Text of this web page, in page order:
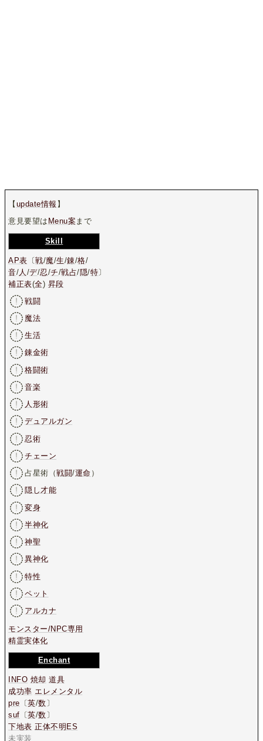
【 update情報 】
意見要望は Menu案 まで
Skill
AP表 〔戦/魔/生/錬/格/
音/ 人 /デ/忍/チ/戦占/隠/特〕
補正表(全) 昇段
戦闘
魔法
生活
錬金術
格闘術
音楽
人形術
デュアルガン
忍術
チェーン
占星術（戦闘/運命 ）
隠し才能
変身
半神化
神聖
異神化
特性
ペット
アルカナ
モンスター/NPC専用
精霊実体化
Enchant
INFO 焼却 道具
成功率 エレメンタル
pre 〔英/数〕
suf 〔英/数〕
下地表 正体不明ES
未実装